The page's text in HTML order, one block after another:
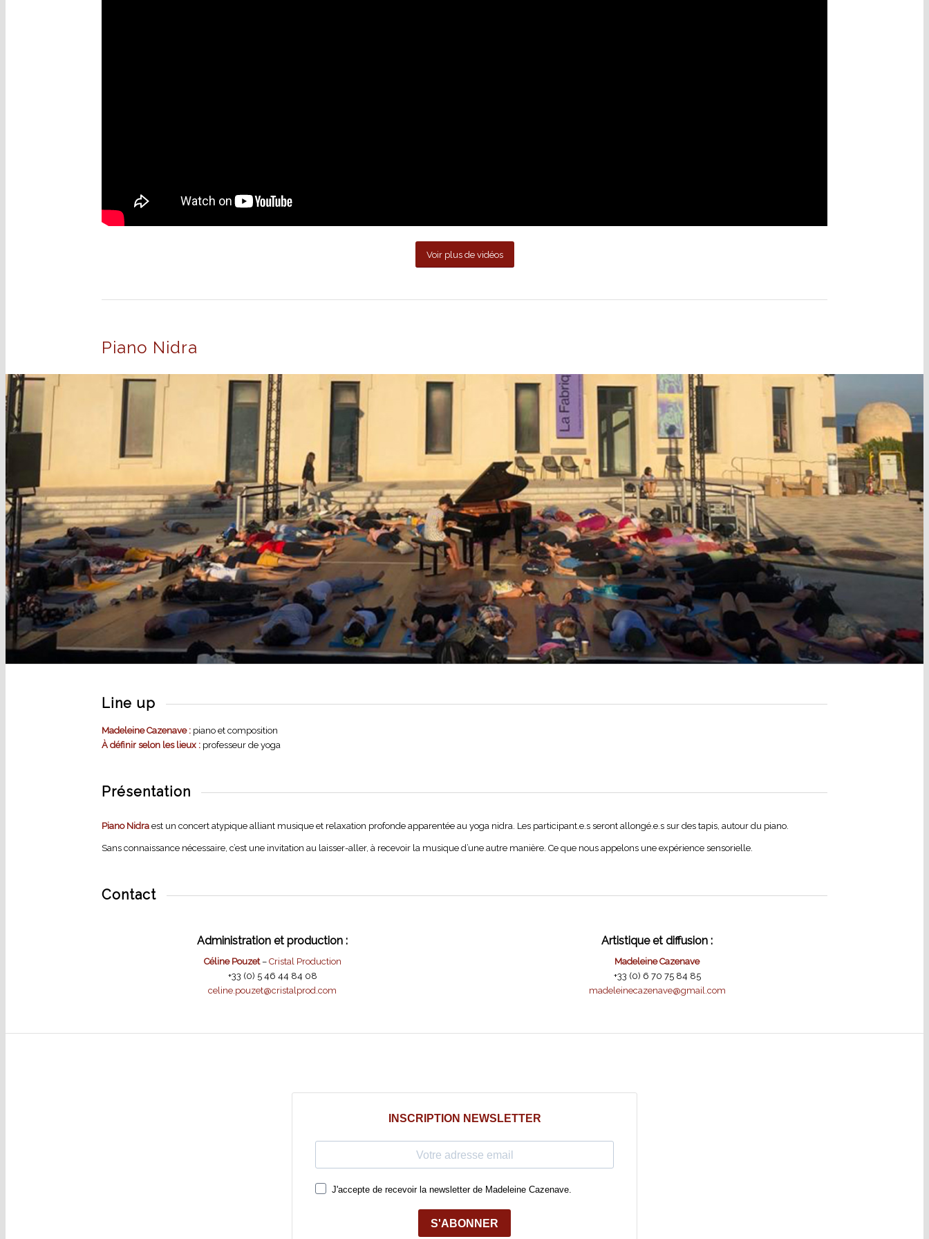
Voir plus de vidéos
Piano Nidra
Line up
Madeleine Cazenave : piano et composition
À définir selon les lieux : professeur de yoga
Présentation
Piano Nidra est un concert atypique alliant musique et relaxation profonde apparentée au yoga nidra. Les participant.e.s seront allongé.e.s sur des tapis, autour du piano.
Sans connaissance nécessaire, c’est une invitation au laisser-aller, à recevoir la musique d’une autre manière. Ce que nous appelons une expérience sensorielle.
Contact
Administration et production :
Céline Pouzet– Cristal Production
+33 (0) 5 46 44 84 08
celine.pouzet@cristalprod.com
Artistique et diffusion :
Madeleine Cazenave
+33 (0) 6 70 75 84 85
madeleinecazenave@gmail.com